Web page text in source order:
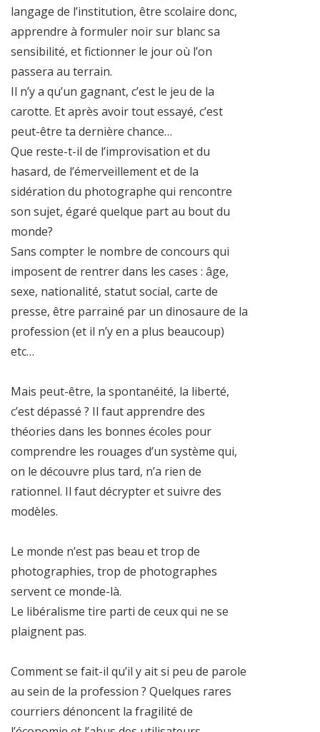
langage de l’institution, être scolaire donc,
apprendre à formuler noir sur blanc sa
sensibilité, et fictionner le jour où l’on
passera au terrain.
Il n’y a qu’un gagnant, c’est le jeu de la
carotte. Et après avoir tout essayé, c’est
peut-être ta dernière chance…
Que reste-t-il de l’improvisation et du
hasard, de l’émerveillement et de la
sidération du photographe qui rencontre
son sujet, égaré quelque part au bout du
monde?
Sans compter le nombre de concours qui
imposent de rentrer dans les cases : âge,
sexe, nationalité, statut social, carte de
presse, être parrainé par un dinosaure de la
profession (et il n’y en a plus beaucoup)
etc…
Mais peut-être, la spontanéité, la liberté,
c’est dépassé ? Il faut apprendre des
théories dans les bonnes écoles pour
comprendre les rouages d’un système qui,
on le découvre plus tard, n’a rien de
rationnel. Il faut décrypter et suivre des
modèles.
Le monde n’est pas beau et trop de
photographies, trop de photographes
servent ce monde-là.
Le libéralisme tire parti de ceux qui ne se
plaignent pas.
Comment se fait-il qu’il y ait si peu de parole
au sein de la profession ? Quelques rares
courriers dénoncent la fragilité de